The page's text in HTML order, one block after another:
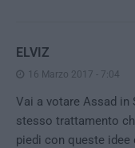
ELVIZ
16 Marzo 2017 - 7:04
Vai a votare Assad in
stesso trattamento
piedi con queste